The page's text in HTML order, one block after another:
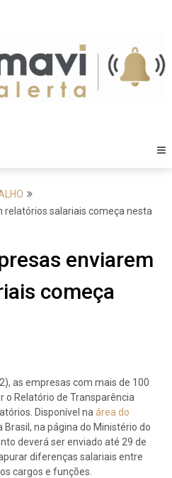
relatórios salariais começa nesta
enviarem
começa
as empresas com mais de 100
Relatório de Transparência
Disponível na área do
na página do Ministério do
deverá ser enviado até 29 de
diferenças salariais entre
cargos e funções.